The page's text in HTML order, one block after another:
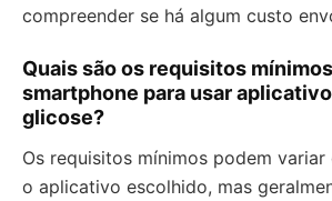
compreender se há algum custo
Quais são os requisitos
smartphone para usar
glicose?
Os requisitos mínimos podem
o aplicativo escolhido, mas